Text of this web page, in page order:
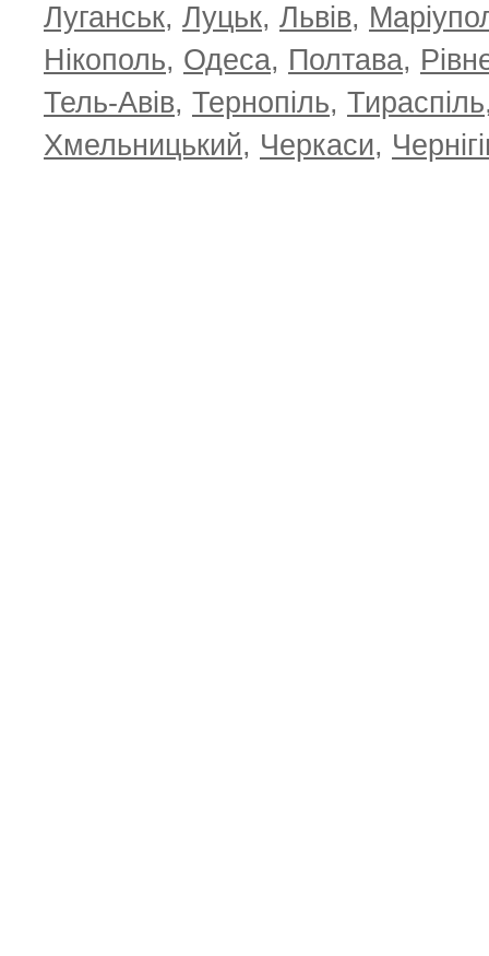
Луганськ, Луцьк, Львів,
Нікополь, Одеса, Полтава,
Тель-Авів, Тернопіль, Тираспіль
Хмельницький, Черкаси,